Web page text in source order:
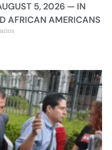
5, 2026 — IN
AFRICAN AMERICANS